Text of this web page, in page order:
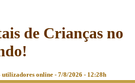
de Crianças no
utilizadores online - 7/8/2026 - 12:28h